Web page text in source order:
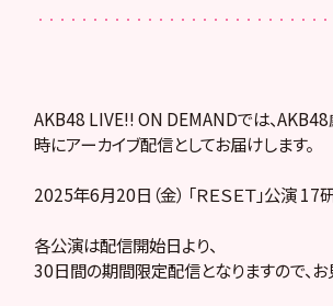
AKB48 LIVE!! ON DEMANDでは、
時にアーカイブ配信としてお届けします。
2025年6月20日（金） 「ＲＥＳＥＴ」公演
各公演は配信開始日より、
30日間の期間限定配信となりますので、お